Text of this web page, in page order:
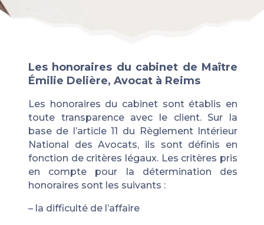
Les honoraires du cabinet de Maître
Émilie Delière, Avocat à Reims
Les honoraires du cabinet sont établis en
toute transparenceavec le client. Sur la
base de l’article 11 du Règlement Intérieur
National des Avocats, ils sont définis en
fonction de critères légaux. Les critères pris
en compte pour la détermination des
honoraires sont les suivants :
– la difficulté de l’affaire